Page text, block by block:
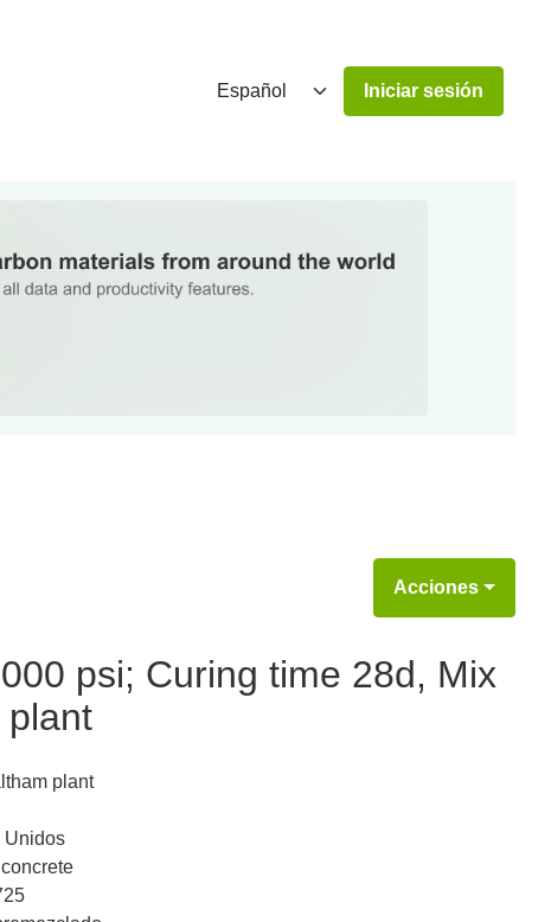
Iniciar sesión
Acciones
psi; Curing time 28d, Mix
plant
plant
Unidos